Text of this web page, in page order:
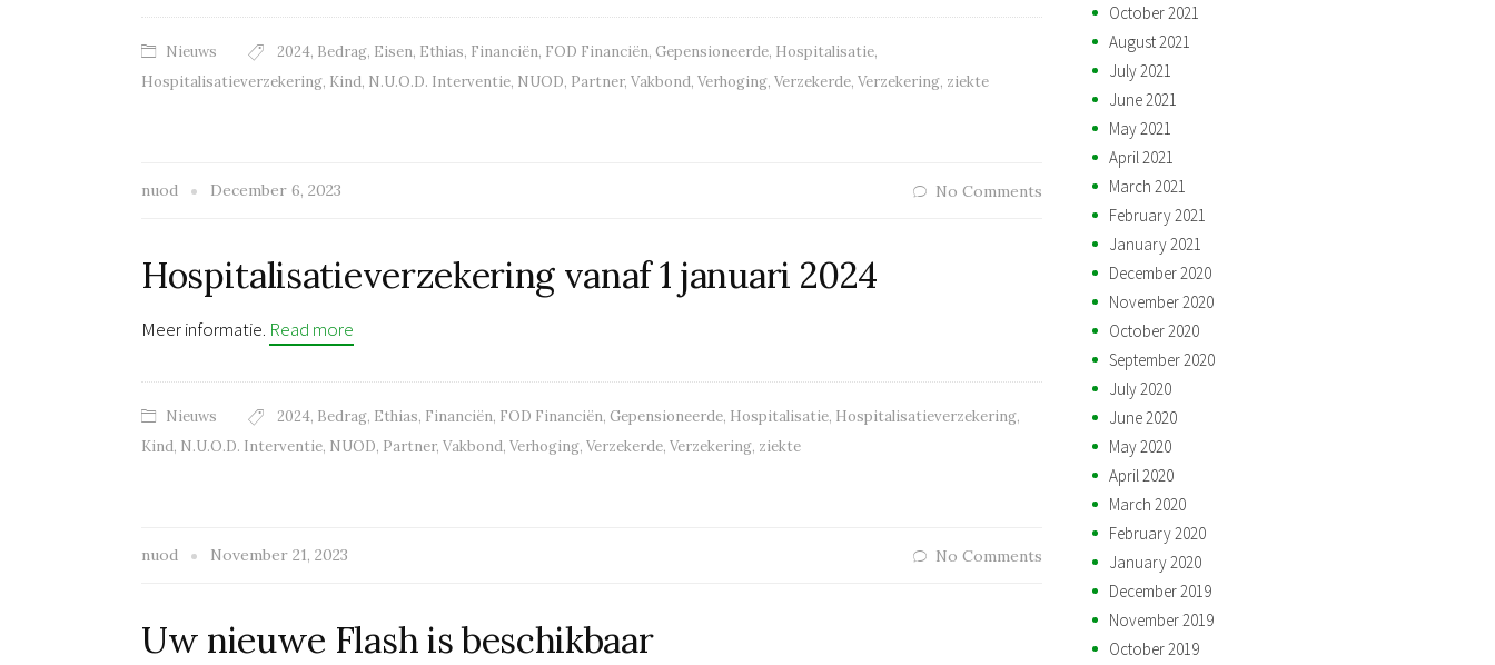
Nieuws 2024, Bedrag, Eisen, Ethias, Financiën, FOD Financiën, Gepensioneerde, Hospitalisatie,
Hospitalisatieverzekering, Kind, N.U.O.D. Interventie, NUOD, Partner, Vakbond, Verhoging, Verzekerde, Verzekering, ziekte
nuod December 6, 2023 No Comments
Hospitalisatieverzekering vanaf 1 januari 2024
Meer informatie. Read more
Nieuws 2024, Bedrag, Ethias, Financiën, FOD Financiën, Gepensioneerde, Hospitalisatie, Hospitalisatieverzekering,
Kind, N.U.O.D. Interventie, NUOD, Partner, Vakbond, Verhoging, Verzekerde, Verzekering, ziekte
nuod November 21, 2023 No Comments
Uw nieuwe Flash is beschikbaar
October 2021
August 2021
July 2021
June 2021
May 2021
April 2021
March 2021
February 2021
January 2021
December 2020
November 2020
October 2020
September 2020
July 2020
June 2020
May 2020
April 2020
March 2020
February 2020
January 2020
December 2019
November 2019
October 2019